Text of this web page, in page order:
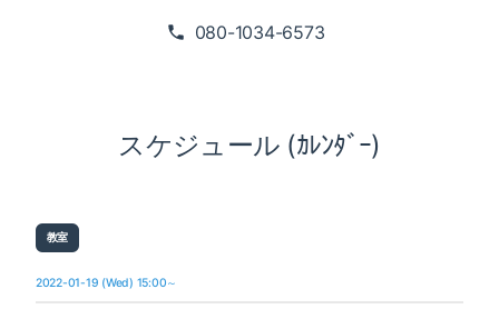
080-1034-6573
スケジュール (ｶﾚﾝﾀﾞｰ)
教室
2022-01-19 (Wed) 15:00～